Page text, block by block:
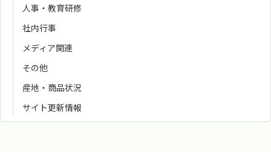
人事・教育研修
社内行事
メディア関連
その他
産地・商品状況
サイト更新情報